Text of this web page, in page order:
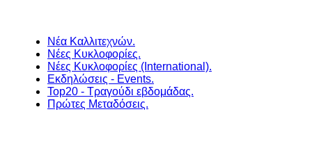
Νέα Καλλιτεχνών.
Νέες Κυκλοφορίες.
Νέες Κυκλοφορίες (International).
Εκδηλώσεις - Events.
Top20 - Τραγούδι εβδομάδας.
Πρώτες Μεταδόσεις.